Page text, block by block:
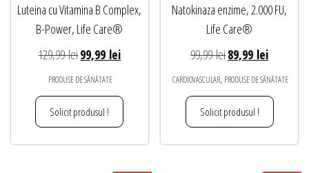
Luteina cu Vitamina B Complex,
B-Power, Life Care®
129,99leiPrețul
inițial
a
fost:
129,99 lei.
99,99 leiPrețul
PRODUSE DE SĂNĂTATE
Solicit produsul !
Natokinaza enzime, 2.000 FU,
Life Care®
99,99leiPrețul
inițial
a
fost:
99,99 lei.
89,99 leiPrețul
curent
este:
CARDIOVASCULAR, PRODUSE DE SĂNĂTATE
Solicit produsul !